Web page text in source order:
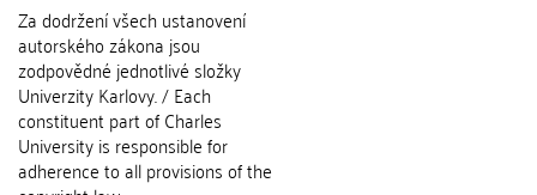
Za dodržení všech ustanovení
autorského zákona jsou
zodpovědné jednotlivé složky
Univerzity Karlovy. / Each
constituent part of Charles
University is responsible for
adherence to all provisions of the